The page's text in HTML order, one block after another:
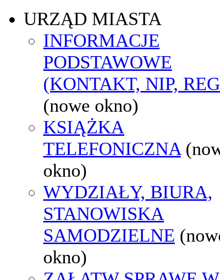
URZĄD MIASTA
INFORMACJE
PODSTAWOWE
(KONTAKT, NIP,
(nowe okno)
KSIĄŻKA
TELEFONICZNA
okno)
WYDZIAŁY, BIURA,
STANOWISKA
SAMODZIELNE
okno)